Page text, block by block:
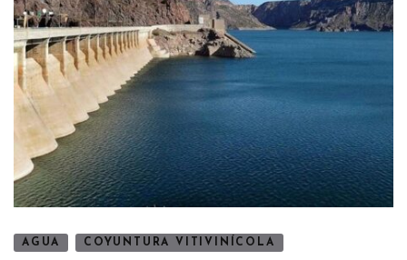
AGUA COYUNTURA VITIVINÍCOLA